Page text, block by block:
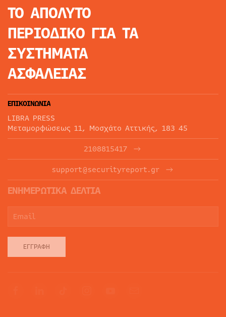
ΤΟ ΑΠΟΛΥΤΟ
ΠΕΡΙΟΔΙΚΟ ΓΙΑ ΤΑ
ΣΥΣΤΗΜΑΤΑ
ΑΣΦΑΛΕΙΑΣ
ΕΠΙΚΟΙΝΩΝΙΑ
LIBRA PRESS
Μεταμορφώσεως 11, Μοσχάτο Αττικής, 183 45
2108815417
support@securityreport.gr
ΕΝΗΜΕΡΩΤΙΚΑ ΔΕΛΤΙΑ
ΕΓΓΡΑΦΉ